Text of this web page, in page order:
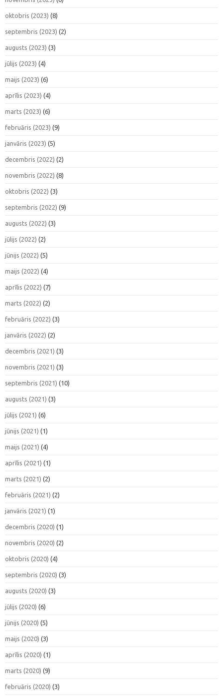
oktobris (2023) (8)
septembris (2023) (2)
augusts (2023) (3)
jūlijs (2023) (4)
maijs (2023) (6)
aprīlis (2023) (4)
marts (2023) (6)
februāris (2023) (9)
janvāris (2023) (5)
decembris (2022) (2)
novembris (2022) (8)
oktobris (2022) (3)
septembris (2022) (9)
augusts (2022) (3)
jūlijs (2022) (2)
jūnijs (2022) (5)
maijs (2022) (4)
aprīlis (2022) (7)
marts (2022) (2)
februāris (2022) (3)
janvāris (2022) (2)
decembris (2021) (3)
novembris (2021) (3)
septembris (2021) (10)
augusts (2021) (3)
jūlijs (2021) (6)
jūnijs (2021) (1)
maijs (2021) (4)
aprīlis (2021) (1)
marts (2021) (2)
februāris (2021) (2)
janvāris (2021) (1)
decembris (2020) (1)
novembris (2020) (2)
oktobris (2020) (4)
septembris (2020) (3)
augusts (2020) (3)
jūlijs (2020) (6)
jūnijs (2020) (5)
maijs (2020) (3)
aprīlis (2020) (1)
marts (2020) (9)
februāris (2020) (3)